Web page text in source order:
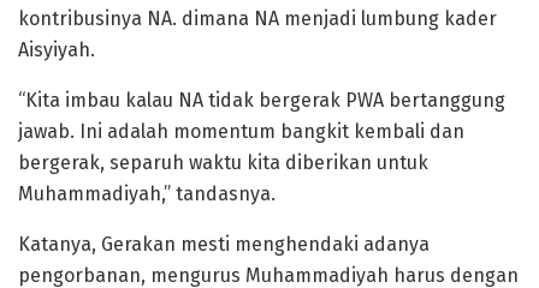
kontribusinya NA. dimana NA menjadi lumbung kader
Aisyiyah.
“Kita imbau kalau NA tidak bergerak PWA bertanggung
jawab. Ini adalah momentum bangkit kembali dan
bergerak, separuh waktu kita diberikan untuk
Muhammadiyah,” tandasnya.
Katanya, Gerakan mesti menghendaki adanya
pengorbanan, mengurus Muhammadiyah harus dengan